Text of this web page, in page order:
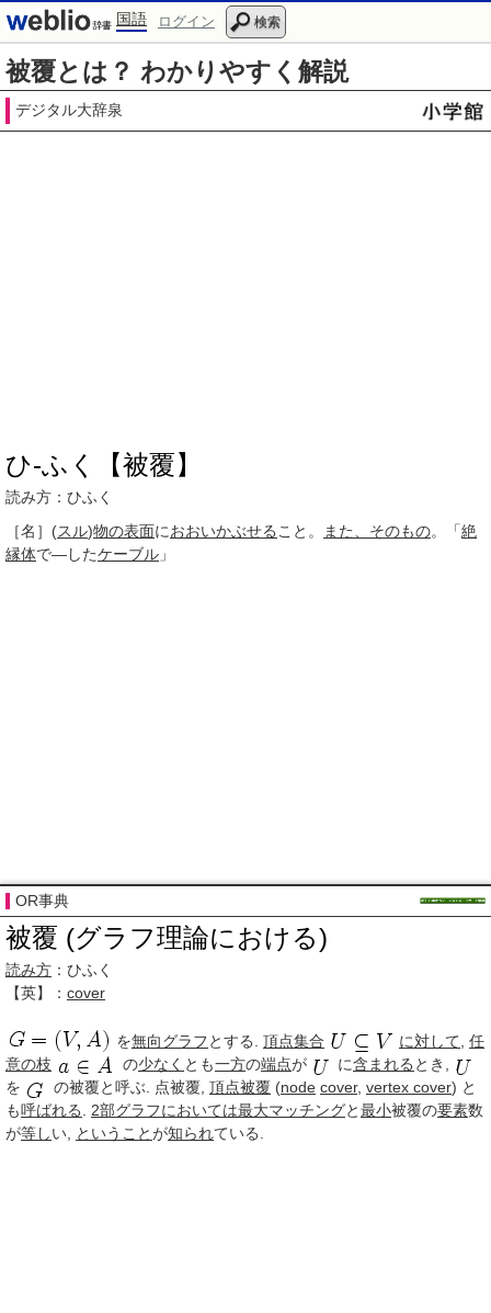
国語 ログイン 検索
被覆とは？ わかりやすく解説
デジタル大辞泉
ひ‐ふく【被覆】
読み方：ひふく
［名］ (スル)物の表面におおいかぶせる こと。 また、 そのもの。「絶
縁体で―したケーブル 」
OR事典
被覆 (グラフ理論における)
読み方 ：ひふく
【英】： cover
を無向グラフとする. 頂点集合 に対して 任
意の枝 の少なく とも一方の端点が に含まれる とき,
を
の被覆と呼ぶ. 点被覆, 頂点被覆 (node cover, vertex cover) と
も呼ばれる 2部グラフにおいては最大マッチングと最小被覆の要素数
が等しい, ということが知られている.